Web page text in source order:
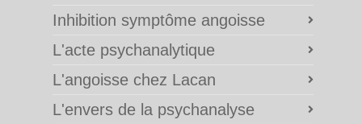
Inhibition symptôme angoisse
L'acte psychanalytique
L'angoisse chez Lacan
L'envers de la psychanalyse